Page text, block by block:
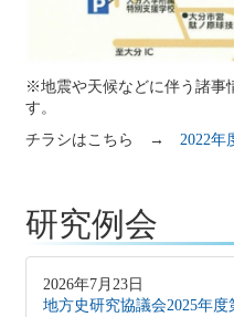
※地震や天候などに伴う諸事
す。
チラシはこちら → 2022年
研究例会
2026年7月23日
地方史研究協議会2025年